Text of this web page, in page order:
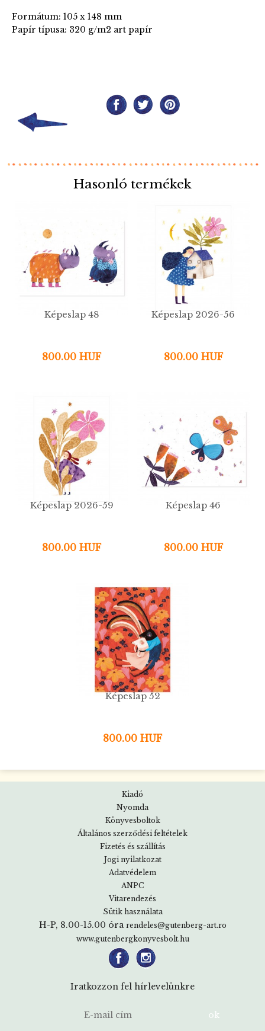
Formátum: 105 x 148 mm
Papír típusa: 320 g/m2 art papír
Hasonló termékek
Képeslap 48
800.00 HUF
Képeslap 2026-56
800.00 HUF
Képeslap 2026-59
800.00 HUF
Képeslap 46
800.00 HUF
Képeslap 52
800.00 HUF
Kiadó
Nyomda
Könyvesboltok
Általános szerződési feltételek
Fizetés és szállítás
Jogi nyilatkozat
Adatvédelem
ANPC
Vitarendezés
Sütik használata
H-P, 8.00-15.00 óra rendeles@gutenberg-art.ro
www.gutenbergkonyvesbolt.hu
Iratkozzon fel hírlevelünkre